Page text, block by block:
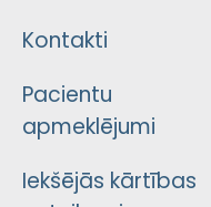
Kontakti
Pacientu
apmeklējumi
Iekšējās kārtības